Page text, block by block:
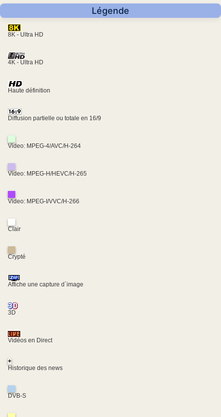
Légende
8K - Ultra HD
4K - Ultra HD
Haute définition
Diffusion partielle ou totale en 16/9
Video: MPEG-4/AVC/H-264
Video: MPEG-H/HEVC/H-265
Video: MPEG-I/VVC/H-266
Clair
Crypté
Affiche une capture d´image
3D
Vidéos en Direct
+
Historique des news
DVB-S